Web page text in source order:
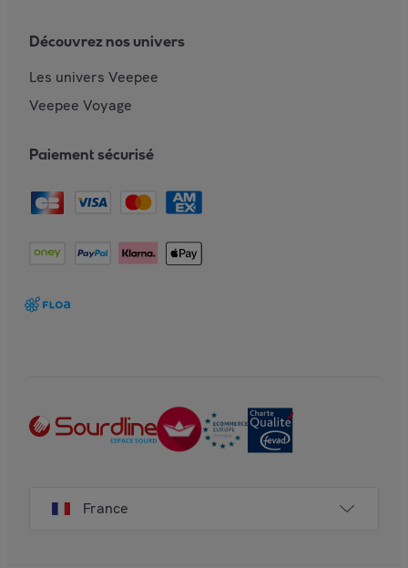
Découvrez nos univers
Les univers Veepee
Veepee Voyage
Paiement sécurisé
France